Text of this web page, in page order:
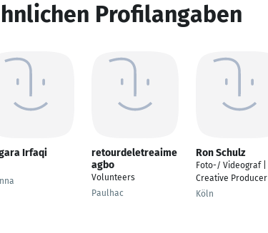
Profilangaben
Irfaqi
retourdeletreaime
agbo
Volunteers
Paulhac
Ron Schulz
Foto-/ Videograf |
Creative Producer
Köln